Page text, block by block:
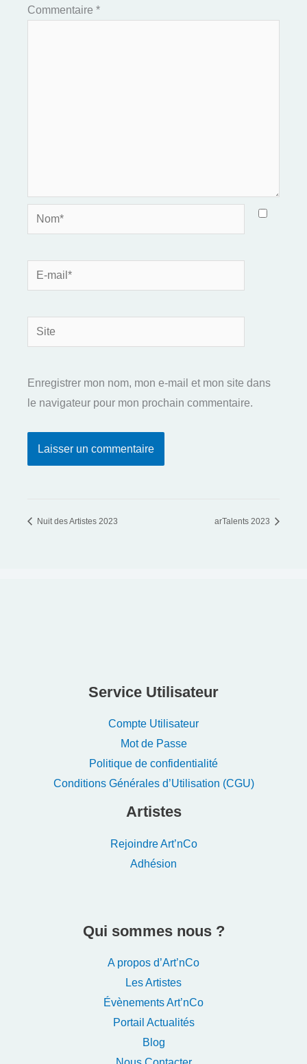
Commentaire *
Nom*
E-
mail*
Site
Enregistrer mon nom, mon e-mail et mon site dans
le navigateur pour mon prochain commentaire.
Nuit des Artistes 2023 arTalents 2023
Service Utilisateur
Compte Utilisateur
Mot de Passe
Politique de confidentialité
Conditions Générales d’Utilisation (CGU)
Artistes
Rejoindre Art’nCo
Adhésion
Qui sommes nous ?
A propos d’Art’nCo
Les Artistes
Évènements Art’nCo
Portail Actualités
Blog